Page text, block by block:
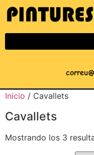
Inicio / Cavallets
Cavallets
Mostrando los 3